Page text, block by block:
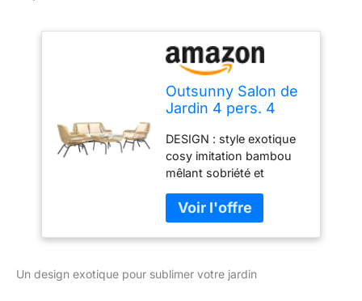
Outsunny Salon de
Jardin 4 pers. 4
Exotique métal
époxy résine
Imitation Coussins
Grand Confort
Inclus Polyester
Beige
DESIGN : style exotique
cosy imitation bambou
mêlant sobriété et
ENSEMBLE COMPLET 4
PERSONNES : ensemble
salon de jardin complet
pièces : 2 fauteuils, 1
Un design exotique pour sublimer votre jardin